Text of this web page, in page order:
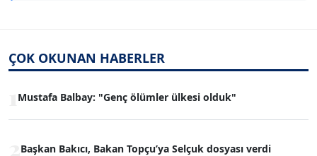
ÇOK OKUNAN HABERLER
Mustafa Balbay: "Genç ölümler ülkesi olduk"
Başkan Bakıcı, Bakan Topçu’ya Selçuk dosyası verdi